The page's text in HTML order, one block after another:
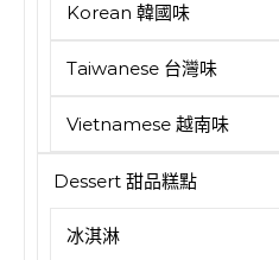
Korean 韓國味
Taiwanese 台灣味
Vietnamese 越南味
Dessert 甜品糕點
冰淇淋